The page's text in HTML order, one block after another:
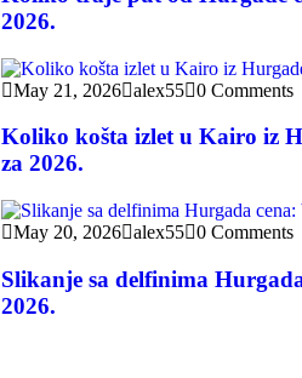
2026.
May 21, 2026 alex55 0 Comments
Koliko košta izlet u Kairo iz
za 2026.
May 20, 2026 alex55 0 Comments
Slikanje sa delfinima
2026.